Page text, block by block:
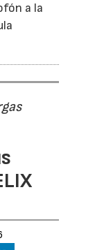
a la